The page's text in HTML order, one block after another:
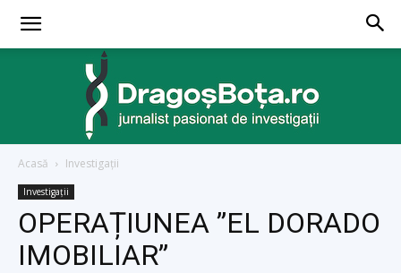
Acasă Investigaţii
Investigaţii
OPERAȚIUNEA ”EL DORADO
IMOBILIAR”